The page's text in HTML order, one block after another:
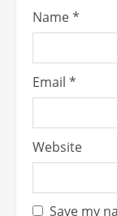
Name*
Email *
Website
Save my